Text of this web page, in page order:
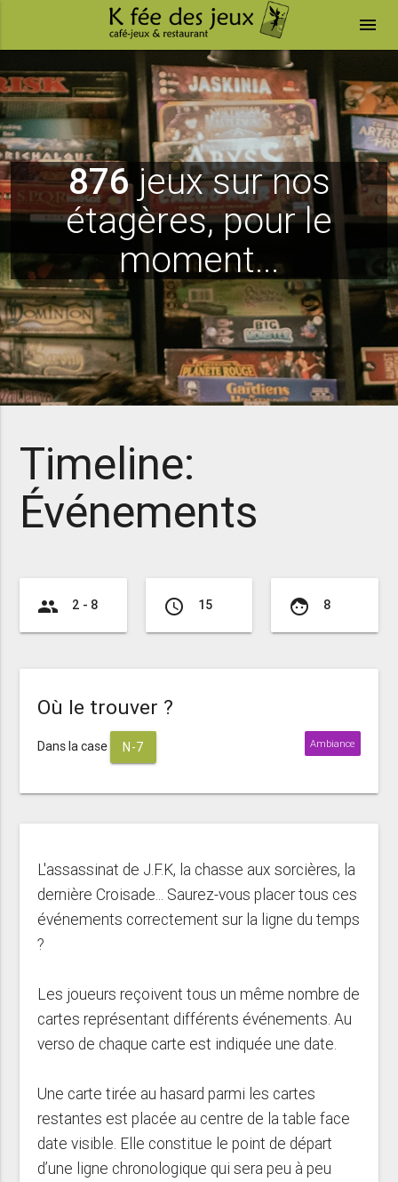
menu
876jeux sur nos
étagères, pour le
moment...
Timeline:
Événements
group 2 - 8 access_time 15 face 8
Où le trouver ?
Dans la case N-7 Ambiance
L'assassinat de J.F.K, la chasse aux sorcières, la
dernière Croisade... Saurez-vous placer tous ces
événements correctement sur la ligne du temps
?
Les joueurs reçoivent tous un même nombre de
cartes représentant différents événements. Au
verso de chaque carte est indiquée une date.
Une carte tirée au hasard parmi les cartes
restantes est placée au centre de la table face
date visible. Elle constitue le point de départ
d’une ligne chronologique qui sera peu à peu